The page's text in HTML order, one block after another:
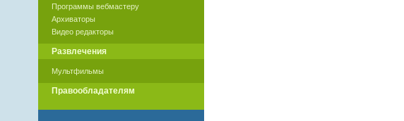
Программы вебмастеру
Архиваторы
Видео редакторы
Развлечения
Мультфильмы
Правообладателям